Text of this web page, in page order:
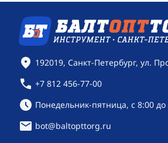
Контактная
192019, Санкт-Петербург, ул.
+7 812 456-77-00
Режим работы:
Понедельник-пятница, с 8:00 до
bot@baltopttorg.ru